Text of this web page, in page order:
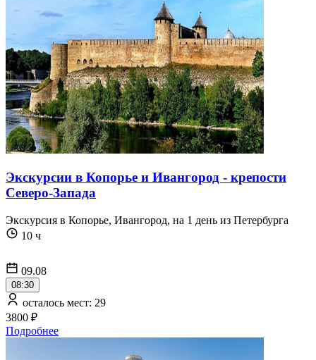
Экскурсии в Копорье и Ивангород - крепости
Северо-Запада
Экскурсия в Копорье, Ивангород, на 1 день из Петербурга
10 ч
09.08
08:30
осталось мест: 29
3800 ₽
Подробнее